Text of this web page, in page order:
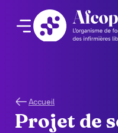
Accueil
Projet de